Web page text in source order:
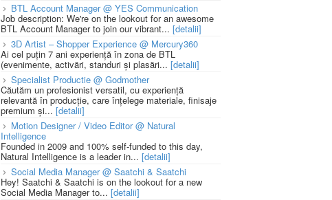
BTL Account Manager @ YES Communication
Job description: We're on the lookout for an awesome
BTL Account Manager to join our vibrant... [detalii]
3D Artist – Shopper Experience @ Mercury360
Ai cel puțin 7 ani experiență în zona de BTL
(evenimente, activări, standuri și plasări... [detalii]
Specialist Productie @ Godmother
Căutăm un profesionist versatil, cu experiență
relevantă în producție, care înțelege materiale, finisaje
premium și... [detalii]
Motion Designer / Video Editor @ Natural
Intelligence
Founded in 2009 and 100% self-funded to this day,
Natural Intelligence is a leader in... [detalii]
Social Media Manager @ Saatchi & Saatchi
Hey! Saatchi & Saatchi is on the lookout for a new
Social Media Manager to... [detalii]